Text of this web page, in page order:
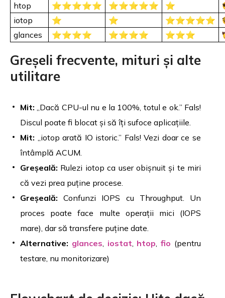
htop
⭐⭐⭐⭐⭐ ⭐⭐⭐⭐⭐ ⭐
iotop
⭐ ⭐ ⭐⭐⭐⭐⭐
glances
⭐⭐⭐⭐ ⭐⭐⭐⭐ ⭐⭐⭐
Greșeli frecvente, mituri și alte
utilitare
Mit: „Dacă CPU-ul nu e la 100%, totul e ok.” Fals!
Discul poate fi blocat și să îți sufoce aplicațiile.
Mit: „iotop arată IO istoric.” Fals! Vezi doar ce se
întâmplă ACUM.
Greșeală: Rulezi iotop ca user obișnuit și te miri
că vezi prea puține procese.
Greșeală: Confunzi IOPS cu Throughput. Un
proces poate face multe operații mici (IOPS
mare), dar să transfere puține date.
Alternative: glances, iostat, htop,fio (pentru
testare, nu monitorizare)